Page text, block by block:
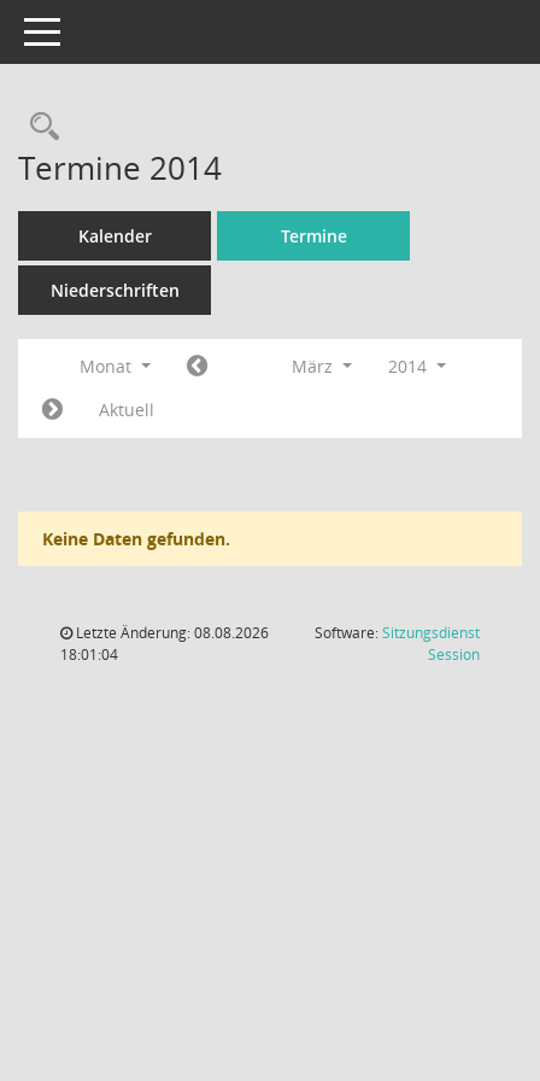
Toggle navigation
Rechercheauswahl
Termine 2014
Kalender Termine
Niederschriften
Monat März
2014
Aktuell
Keine Daten gefunden.
Letzte Änderung: 08.08.2026
18:01:04
Software:Sitzungsdienst
Session(Wird in